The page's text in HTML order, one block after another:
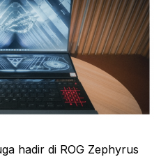
hadir di ROG Zephyrus